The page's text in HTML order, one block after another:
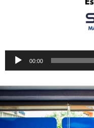
Reproductor
de
00:00